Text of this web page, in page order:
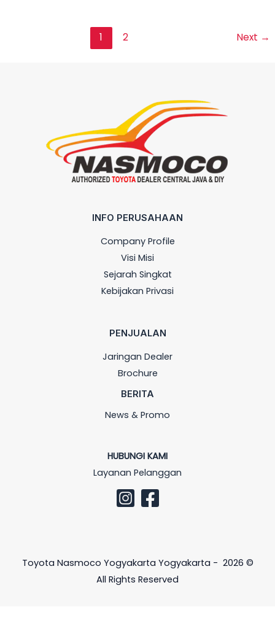
1 2 Next →
INFO PERUSAHAAN
Company Profile
Visi Misi
Sejarah Singkat
Kebijakan Privasi
PENJUALAN
Jaringan Dealer
Brochure
BERITA
News & Promo
HUBUNGI KAMI
Layanan Pelanggan
Toyota Nasmoco Yogyakarta Yogyakarta - 2026 ©
All Rights Reserved